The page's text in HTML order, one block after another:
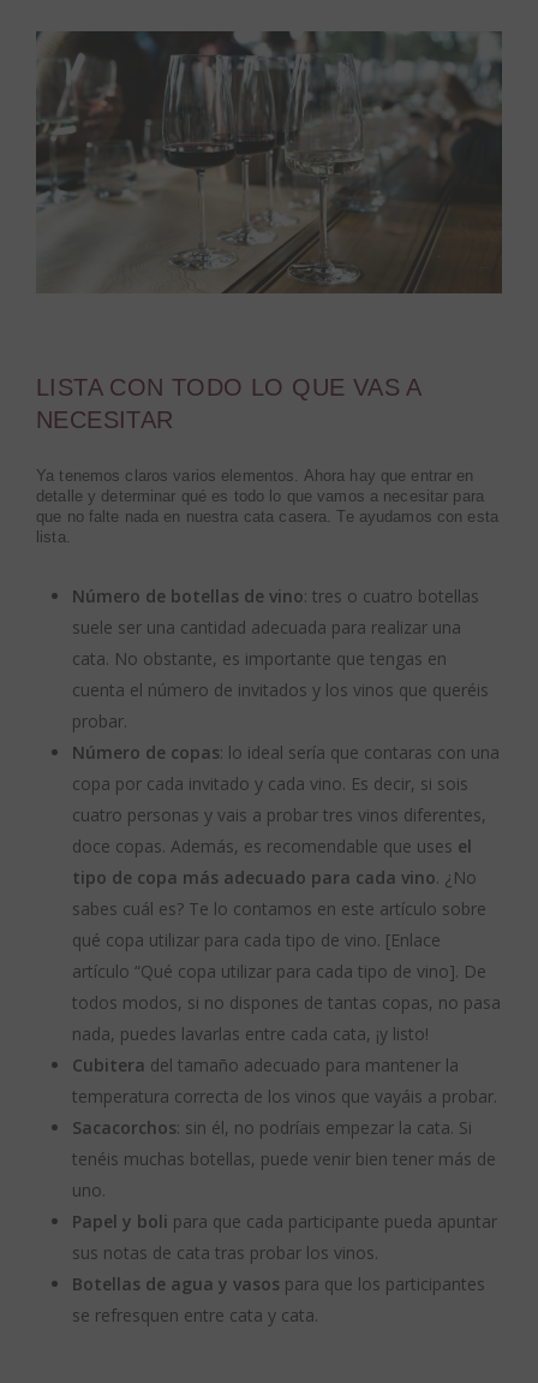
LISTA CON TODO LO QUE VAS A
NECESITAR
Ya tenemos claros varios elementos. Ahora hay que entrar en
detalle y determinar qué es todo lo que vamos a necesitar para
que no falte nada en nuestra cata casera. Te ayudamos con esta
lista.
Número de botellas de vino: tres o cuatro botellas
suele ser una cantidad adecuada para realizar una
cata. No obstante, es importante que tengas en
cuenta el número de invitados y los vinos que queréis
probar.
Número de copas: lo ideal sería que contaras con una
copa por cada invitado y cada vino. Es decir, si sois
cuatro personas y vais a probar tres vinos diferentes,
doce copas. Además, es recomendable que uses el
tipo de copa más adecuado para cada vino. ¿No
sabes cuál es? Te lo contamos en este artículo sobre
qué copa utilizar para cada tipo de vino. [Enlace
artículo “Qué copa utilizar para cada tipo de vino]. De
todos modos, si no dispones de tantas copas, no pasa
nada, puedes lavarlas entre cada cata, ¡y listo!
Cubitera del tamaño adecuado para mantener la
temperatura correcta de los vinos que vayáis a probar.
Sacacorchos: sin él, no podríais empezar la cata. Si
tenéis muchas botellas, puede venir bien tener más de
uno.
Papel y boli para que cada participante pueda apuntar
sus notas de cata tras probar los vinos.
Botellas de agua y vasos para que los participantes
se refresquen entre cata y cata.